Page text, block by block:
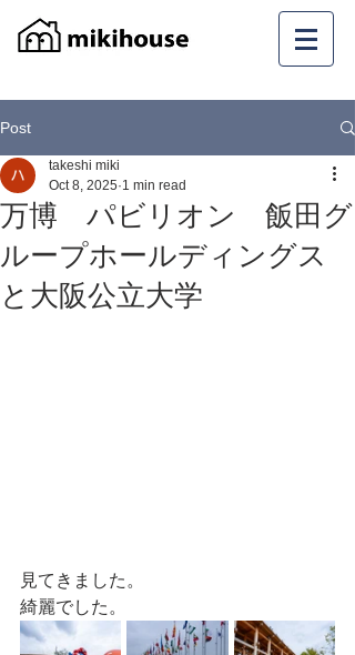
Post
万博 パビリオン 飯田グ
ループホールディングス
と大阪公立大学
takeshi miki
Oct 8, 2025 1 min read
見てきました。
綺麗でした。